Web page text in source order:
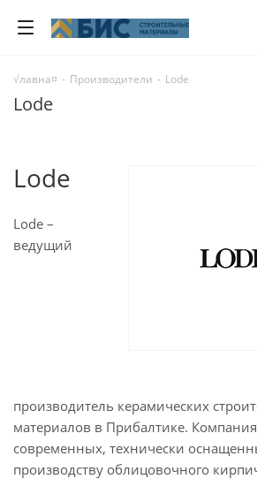
√лавна¤ - Производители - Lode
Lode
Lode
Lode –
ведущий
производитель керамических
материалов в Прибалтике.
современных, технически
производству облицовочного